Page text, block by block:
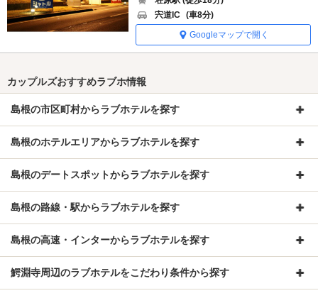
宍道IC (車8分)
Googleマップで開く
カップルズおすすめラブホ情報
島根の市区町村からラブホテルを探す
島根のホテルエリアからラブホテルを探す
島根のデートスポットからラブホテルを探す
島根の路線・駅からラブホテルを探す
島根の高速・インターからラブホテルを探す
鰐淵寺周辺のラブホテルをこだわり条件から探す